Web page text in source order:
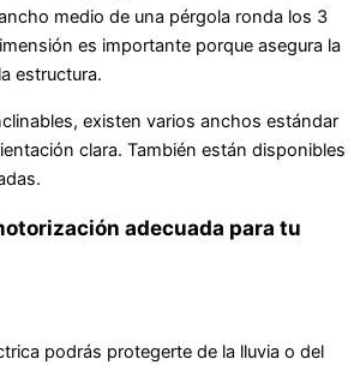
medio de una pérgola ronda los 3
es importante porque asegura la
estructura.
existen varios anchos estándar
clara. También están disponibles
adecuada para tu
podrás protegerte de la lluvia o del